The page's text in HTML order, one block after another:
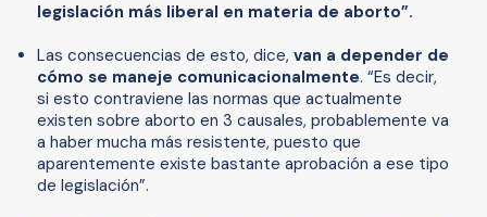
legislación más liberal en materia de aborto”.
Las consecuencias de esto, dice, van a depender de
cómo se maneje comunicacionalmente. “Es decir,
si esto contraviene las normas que actualmente
existen sobre aborto en 3 causales, probablemente va
a haber mucha más resistente, puesto que
aparentemente existe bastante aprobación a ese tipo
de legislación”.